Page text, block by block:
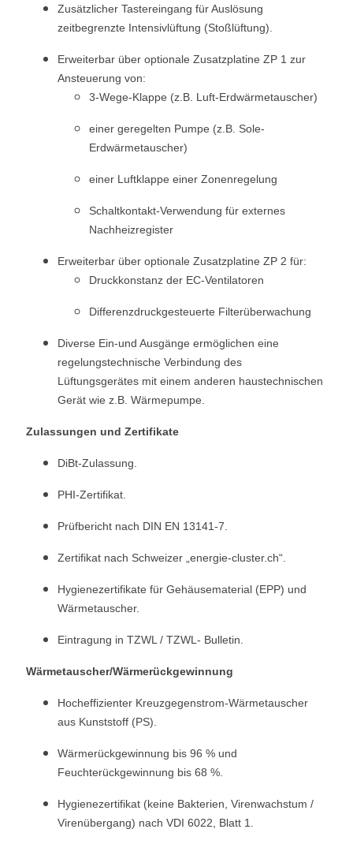
Zusätzlicher Tastereingang für Auslösung
zeitbegrenzte Intensivlüftung (Stoßlüftung).
Erweiterbar über optionale Zusatzplatine ZP 1 zur
Ansteuerung von:
3-Wege-Klappe (z.B. Luft-Erdwärmetauscher)
einer geregelten Pumpe (z.B. Sole-
Erdwärmetauscher)
einer Luftklappe einer Zonenregelung
Schaltkontakt-Verwendung für externes
Nachheizregister
Erweiterbar über optionale Zusatzplatine ZP 2 für:
Druckkonstanz der EC-Ventilatoren
Differenzdruckgesteuerte Filterüberwachung
Diverse Ein-und Ausgänge ermöglichen eine
regelungstechnische Verbindung des
Lüftungsgerätes mit einem anderen haustechnischen
Gerät wie z.B. Wärmepumpe.
Zulassungen und Zertifikate
DiBt-Zulassung.
PHI-Zertifikat.
Prüfbericht nach DIN EN 13141-7.
Zertifikat nach Schweizer „energie-cluster.ch“.
Hygienezertifikate für Gehäusematerial (EPP) und
Wärmetauscher.
Eintragung in TZWL / TZWL- Bulletin.
Wärmetauscher/Wärmerückgewinnung
Hocheffizienter Kreuzgegenstrom-Wärmetauscher
aus Kunststoff (PS).
Wärmerückgewinnung bis 96 % und
Feuchterückgewinnung bis 68 %.
Hygienezertifikat (keine Bakterien, Virenwachstum /
Virenübergang) nach VDI 6022, Blatt 1.